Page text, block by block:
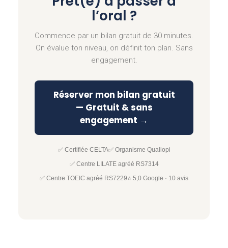
l’oral ?
Commence par un bilan gratuit de 30 minutes.
On évalue ton niveau, on définit ton plan. Sans
engagement.
Réserver mon bilan gratuit
— Gratuit & sans
engagement →
✅ Certifiée CELTA✅ Organisme Qualiopi
✅ Centre LILATE agréé RS7314
✅ Centre TOEIC agréé RS7229⭐ 5,0 Google · 10 avis